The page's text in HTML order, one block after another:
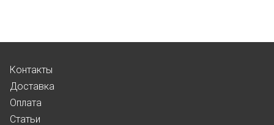
Контакты
Доставка
Оплата
Статьи